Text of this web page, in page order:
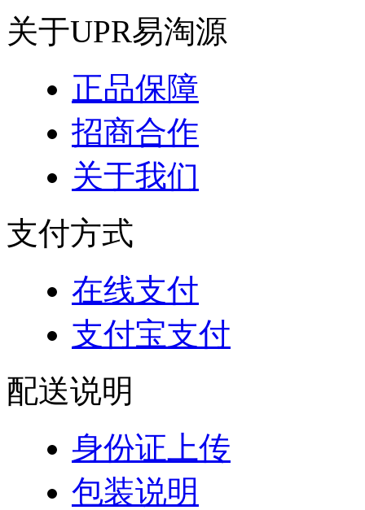
关于UPR易淘源
正品保障
招商合作
关于我们
支付方式
在线支付
支付宝支付
配送说明
身份证上传
包装说明